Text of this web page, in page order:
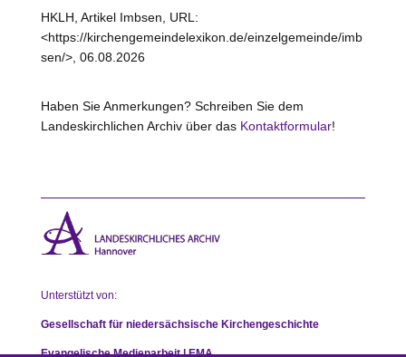
HKLH, Artikel Imbsen, URL:
<https://kirchengemeindelexikon.de/einzelgemeinde/imb
sen/>, 06.08.2026
Haben Sie Anmerkungen? Schreiben Sie dem
Landeskirchlichen Archiv über das Kontaktformular!
Unterstützt von:
Gesellschaft für niedersächsische Kirchengeschichte
Evangelische Medienarbeit | EMA